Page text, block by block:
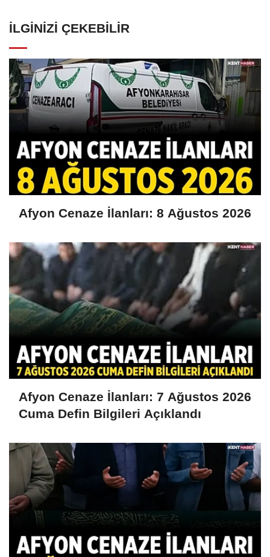
İLGINIZI ÇEKEBILIR
Afyon Cenaze İlanları: 8 Ağustos 2026
Afyon Cenaze İlanları: 7 Ağustos 2026
Cuma Defin Bilgileri Açıklandı